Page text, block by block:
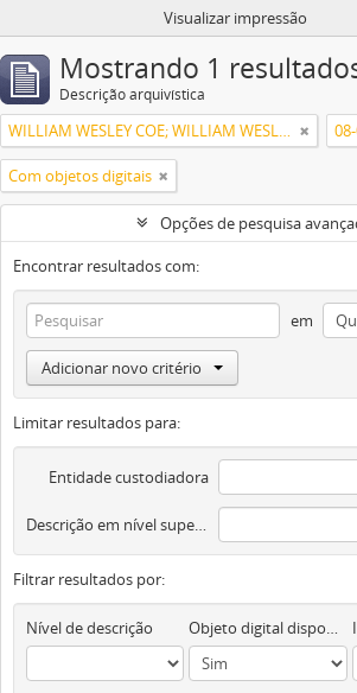
Visualizar impressão
Mostrando 1
Descrição arquivística
WILLIAM WESLEY COE; WILLIAM WESLEY COE JUNIOR
Com objetos digitais
Opções de pesquisa
Encontrar resultados com:
em
Adicionar novo critério
Limitar resultados para:
Entidade custodiadora
Descrição em nível superior
Filtrar resultados por:
Nível de descrição Objeto digital disponível